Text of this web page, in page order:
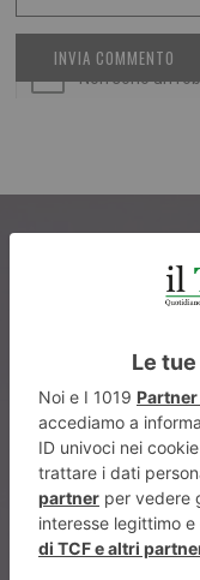
Per la